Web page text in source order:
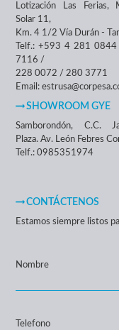
Lotización Las Ferias,
Solar 11,
Km. 4 1/2 Vía Durán -
Telf.: +593 4 281
7116 /
228 0072 / 280 3771
Email:
SHOWROOM GYE
Samborondón, C.C.
Plaza. Av. León Febres
Telf.: 0985351974
CONTÁCTENOS
Estamos siempre listos
Nombre
Telefono